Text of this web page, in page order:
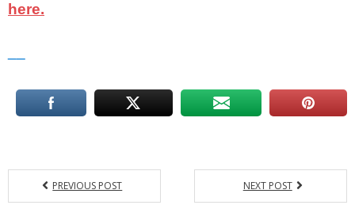
here.
PREVIOUS POST NEXT POST